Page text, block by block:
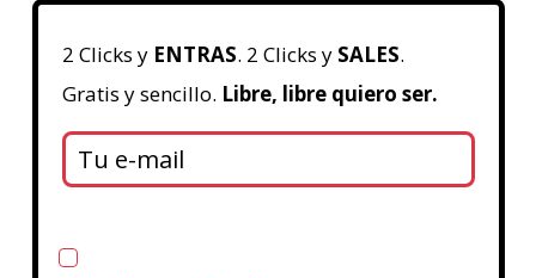
2 Clicks y ENTRAS. 2 Clicks y SALES.
Gratis y sencillo. Libre, libre quiero ser.